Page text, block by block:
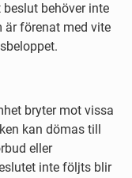
behöver inte
är förenat med vite
bryter mot vissa
kan dömas till
eller
inte följts blir